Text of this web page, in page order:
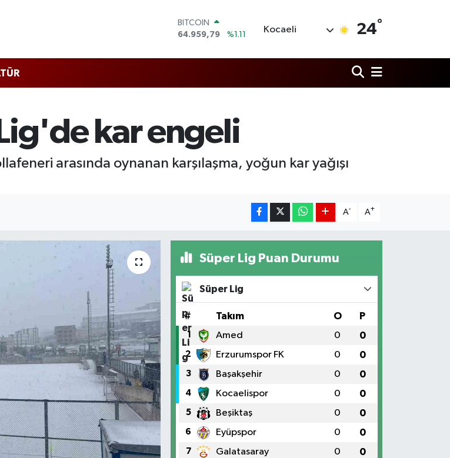
BITCOIN
64.959,79
%1.11
STERLİN
6660.55
%0.03
BİST100
13.779
Kocaeli 24°
kar engeli
arasında oynanan karşılaşma, yoğun kar yağışı
A- A+
Süper Lig Puan Durumu
Süper Lig
# Takım O P
1 Amed 0 0
2 Erzurumspor FK 0 0
3 Başakşehir 0 0
4 Kocaelispor 0 0
5 Beşiktaş 0 0
6 Eyüpspor 0 0
7 Galatasaray 0 0